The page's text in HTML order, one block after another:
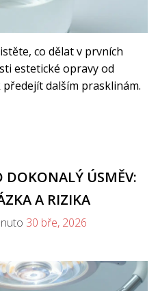
co dělat v prvních
estetické opravy od
dalším prasklinám.
DOKONALÝ ÚSMĚV:
A RIZIKA
30 bře, 2026